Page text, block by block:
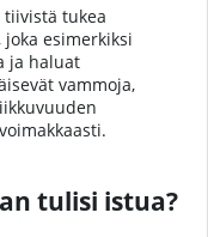
tukea
esimerkiksi
ja haluat
vammoja,
tulisi istua?